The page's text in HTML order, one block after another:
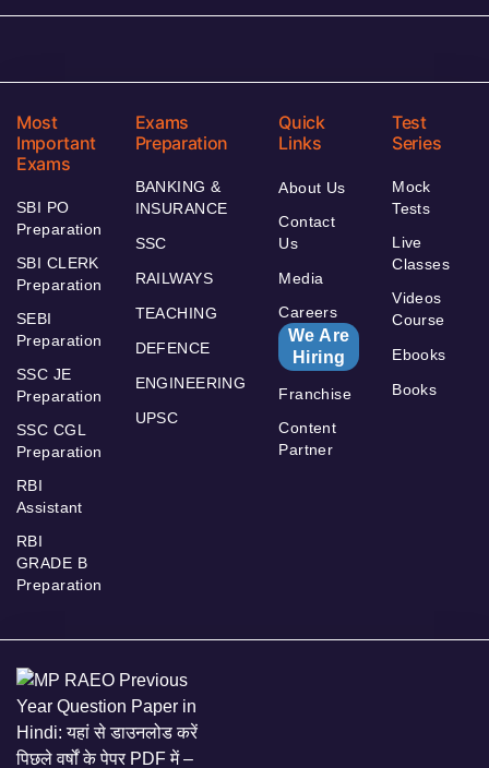
Most
Important
Exams
SBI PO
Preparation
SBI CLERK
Preparation
SEBI
Preparation
SSC JE
Preparation
SSC CGL
Preparation
RBI
Assistant
RBI
GRADE B
Preparation
Exams
Preparation
BANKING &
INSURANCE
SSC
RAILWAYS
TEACHING
DEFENCE
ENGINEERING
UPSC
Quick
Links
About Us
Contact
Us
Media
Careers
We Are
Hiring
Franchise
Content
Partner
Test
Series
Mock
Tests
Live
Classes
Videos
Course
Ebooks
Books